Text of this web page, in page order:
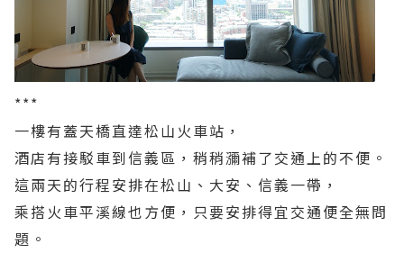
***
一樓有蓋天橋直達松山火車站，
酒店有接駁車到信義區，稍稍瀰補了交通上的不便。
這兩天的行程安排在松山、大安、信義一帶，
乘搭火車平溪線也方便，只要安排得宜交通便全無問
題。